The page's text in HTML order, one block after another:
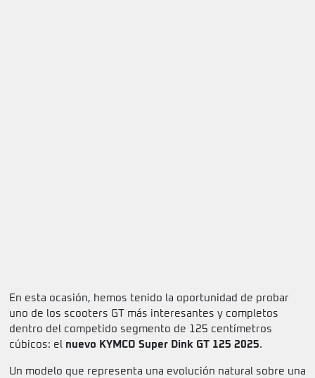
En esta ocasión, hemos tenido la oportunidad de probar
uno de los scooters GT más interesantes y completos
dentro del competido segmento de 125 centímetros
cúbicos: el nuevo KYMCO Super Dink GT 125 2025.
Un modelo que representa una evolución natural sobre una